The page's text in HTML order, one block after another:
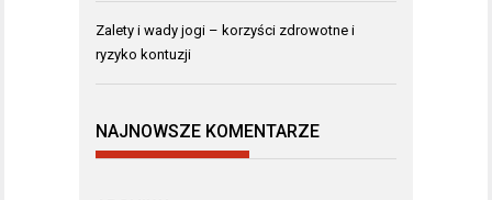
Zalety i wady jogi – korzyści zdrowotne i
ryzyko kontuzji
NAJNOWSZE KOMENTARZE